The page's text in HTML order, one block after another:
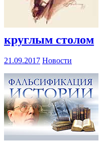
круглым столом
21.09.2017 Новости